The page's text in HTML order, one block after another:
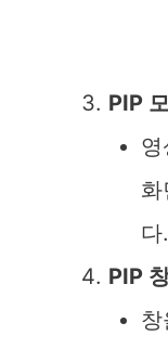
PIP
다.
PIP